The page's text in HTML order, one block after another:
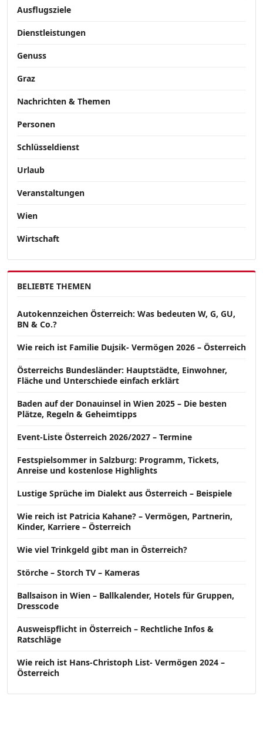
Ausflugsziele
Dienstleistungen
Genuss
Graz
Nachrichten & Themen
Personen
Schlüsseldienst
Urlaub
Veranstaltungen
Wien
Wirtschaft
BELIEBTE THEMEN
Autokennzeichen Österreich: Was bedeuten W, G, GU,
BN & Co.?
Wie reich ist Familie Dujsik- Vermögen 2026 – Österreich
Österreichs Bundesländer: Hauptstädte, Einwohner,
Fläche und Unterschiede einfach erklärt
Baden auf der Donauinsel in Wien 2025 – Die besten
Plätze, Regeln & Geheimtipps
Event-Liste Österreich 2026/2027 – Termine
Festspielsommer in Salzburg: Programm, Tickets,
Anreise und kostenlose Highlights
Lustige Sprüche im Dialekt aus Österreich – Beispiele
Wie reich ist Patricia Kahane? – Vermögen, Partnerin,
Kinder, Karriere – Österreich
Wie viel Trinkgeld gibt man in Österreich?
Störche – Storch TV – Kameras
Ballsaison in Wien – Ballkalender, Hotels für Gruppen,
Dresscode
Ausweispflicht in Österreich – Rechtliche Infos &
Ratschläge
Wie reich ist Hans-Christoph List- Vermögen 2024 –
Österreich